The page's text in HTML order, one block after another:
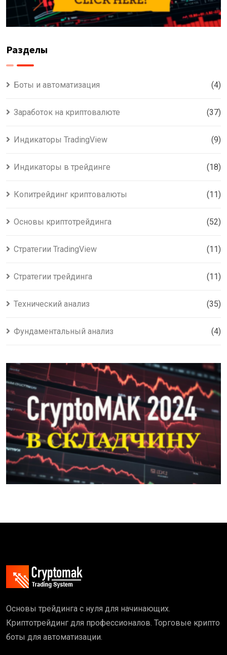
Разделы
Боты и автоматизация (4)
Заработок на криптовалюте (37)
Индикаторы TradingView (9)
Индикаторы в трейдинге (18)
Копитрейдинг криптовалюты (11)
Основы криптотрейдинга (52)
Стратегии TradingView (11)
Стратегии трейдинга (11)
Технический анализ (35)
Фундаментальный анализ (4)
Основы трейдинга с нуля для начинающих.
Криптотрейдинг для профессионалов. Торговые крипто
боты для автоматизации.